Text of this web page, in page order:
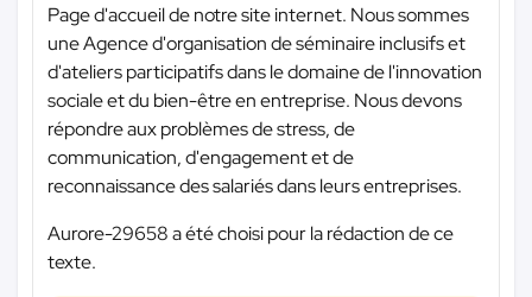
Page d'accueil de notre site internet. Nous sommes
une Agence d'organisation de séminaire inclusifs et
d'ateliers participatifs dans le domaine de l'innovation
sociale et du bien-être en entreprise. Nous devons
répondre aux problèmes de stress, de
communication, d'engagement et de
reconnaissance des salariés dans leurs entreprises.
Aurore-29658 a été choisi pour la rédaction de ce
texte.